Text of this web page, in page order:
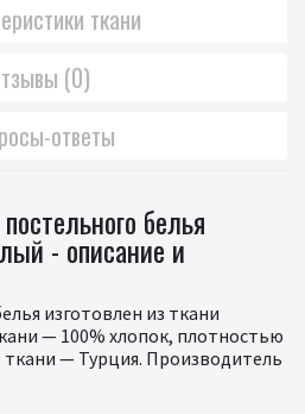
ткани
(0)
ответы
белья
- описание и
изготовлен из ткани
— 100% хлопок, плотностью
ткани — Турция. Производитель